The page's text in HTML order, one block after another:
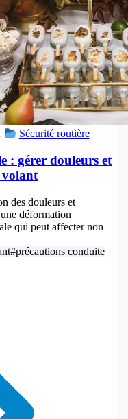
Sécurité routière
: gérer douleurs et
volant
des douleurs et
déformation
qui peut affecter non
#précautions conduite